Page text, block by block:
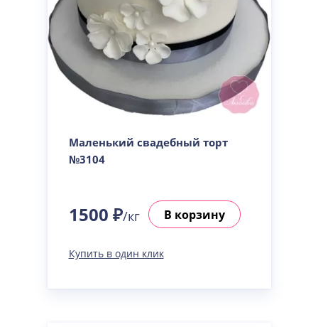
Маленький свадебный торт
№3104
1500 ₽/кг В корзину
Купить в один клик